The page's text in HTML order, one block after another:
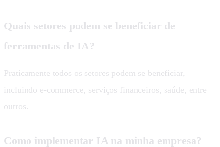
Quais setores podem se beneficiar de
ferramentas de IA?
Praticamente todos os setores podem se beneficiar,
incluindo e-commerce, serviços financeiros, saúde, entre
outros.
Como implementar IA na minha empresa?